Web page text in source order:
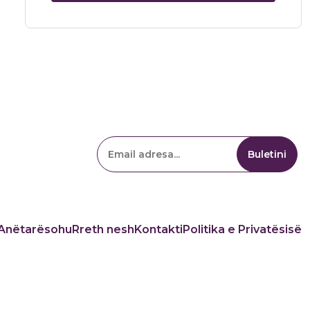
Rreth neshKontaktiPolitika e Privatësisë